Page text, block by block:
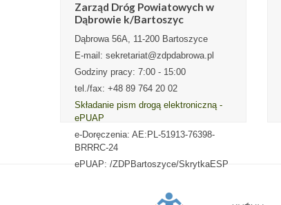
Zarząd Dróg Powiatowych w
Dąbrowie k/Bartoszyc
Dąbrowa 56A, 11-200 Bartoszyce
E-mail: sekretariat@zdpdabrowa.pl
Godziny pracy: 7:00 - 15:00
tel./fax: +48 89 764 20 02
Składanie pism drogą elektroniczną -
ePUAP
e-Doręczenia: AE:PL-51913-76398-
BRRRC-24
ePUAP: /ZDPBartoszyce/SkrytkaESP